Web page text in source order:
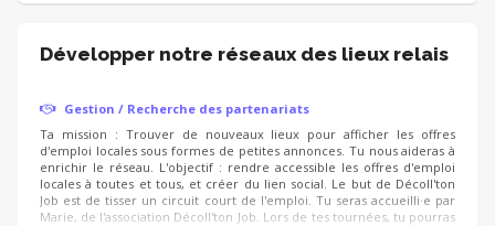
Développer notre réseaux des lieux relais
Gestion / Recherche des partenariats
Ta mission : Trouver de nouveaux lieux pour afficher les offres
d'emploi locales sous formes de petites annonces. Tu nous aideras à
enrichir le réseau. L'objectif : rendre accessible les offres d'emploi
locales à toutes et tous, et créer du lien social. Le but de Décoll'ton
Job est de tisser un circuit court de l'emploi. Tu seras accueilli·e par
Marie, de l'association Décoll'ton Job. Lors de tes tournées, tu pourras